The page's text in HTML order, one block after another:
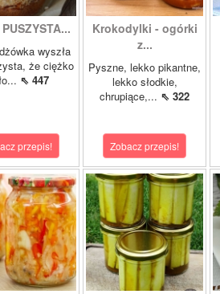
wyszła
że ciężko
⇖ 447
przepis!
Krokodylki - ogórki
z...
Pyszne, lekko pikantne,
lekko słodkie,
chrupiące,... ⇖ 322
Zobacz przepis!